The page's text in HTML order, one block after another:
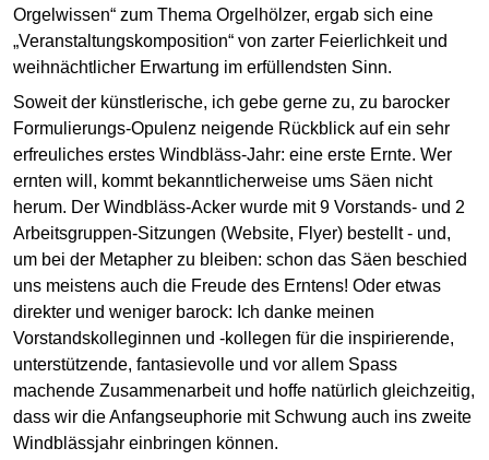
Orgelwissen“ zum Thema Orgelhölzer, ergab sich eine
„Veranstaltungskomposition“ von zarter Feierlichkeit und
weihnächtlicher Erwartung im erfüllendsten Sinn.
Soweit der künstlerische, ich gebe gerne zu, zu barocker
Formulierungs-Opulenz neigende Rückblick auf ein sehr
erfreuliches erstes Windbläss-Jahr: eine erste Ernte. Wer
ernten will, kommt bekanntlicherweise ums Säen nicht
herum. Der Windbläss-Acker wurde mit 9 Vorstands- und 2
Arbeitsgruppen-Sitzungen (Website, Flyer) bestellt - und,
um bei der Metapher zu bleiben: schon das Säen beschied
uns meistens auch die Freude des Erntens! Oder etwas
direkter und weniger barock: Ich danke meinen
Vorstandskolleginnen und -kollegen für die inspirierende,
unterstützende, fantasievolle und vor allem Spass
machende Zusammenarbeit und hoffe natürlich gleichzeitig,
dass wir die Anfangseuphorie mit Schwung auch ins zweite
Windblässjahr einbringen können.